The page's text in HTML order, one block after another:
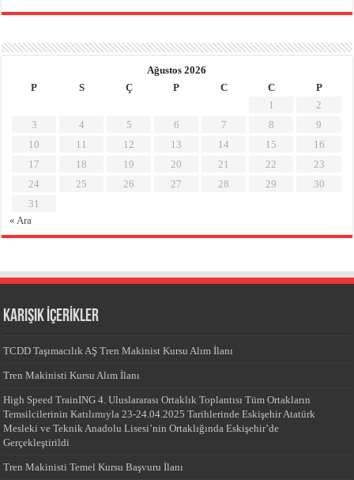
Ağustos 2026
P
S Ç P C C
P
1
2
3
4 5 6 7 8
9
10
11 12 13 14 15
16
17
18 19 20 21 22
23
24
25 26 27 28 29
30
31
« Ara
KARIŞIK İÇERİKLER
TCDD Taşımacılık AŞ Tren Makinist Kursu Alım İlanı
Tren Makinisti Kursu Alım İlanı
High Speed TrainING 4. Uluslararası Ortaklık Toplantısı Tüm Ortakların
Temsilcilerinin Katılımıyla 23-24.04.2025 Tarihlerinde Eskişehir Atatürk
Mesleki ve Teknik Anadolu Lisesi’nin Ortaklığında Eskişehir’de
Gerçekleştirildi
Tren Makinisti Temel Kursu Başvuru İlanı